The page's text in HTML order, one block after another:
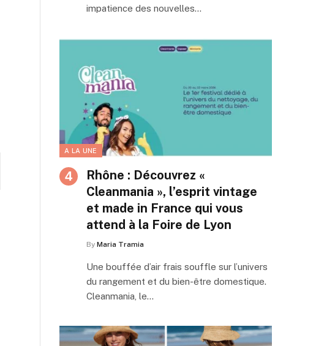
impatience des nouvelles…
A LA UNE
Rhône : Découvrez «
Cleanmania », l’esprit vintage
et made in France qui vous
attend à la Foire de Lyon
By Maria Tramia
Une bouffée d’air frais souffle sur l’univers
du rangement et du bien-être domestique.
Cleanmania, le…